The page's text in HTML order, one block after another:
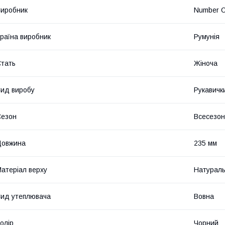
Number
виробник Румунія
Жіноча
виробу
235 мм
верху
утеплювача Вовна
Чорний